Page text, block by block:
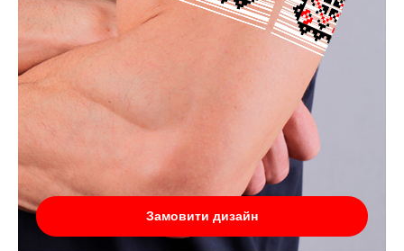
Замовити дизайн